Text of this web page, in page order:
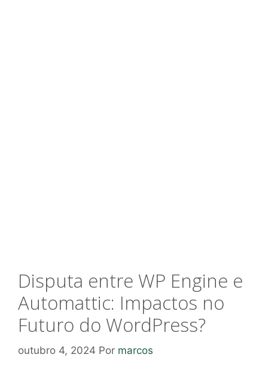
Disputa entre WP Engine e
Automattic: Impactos no
Futuro do WordPress?
outubro 4, 2024 Por marcos